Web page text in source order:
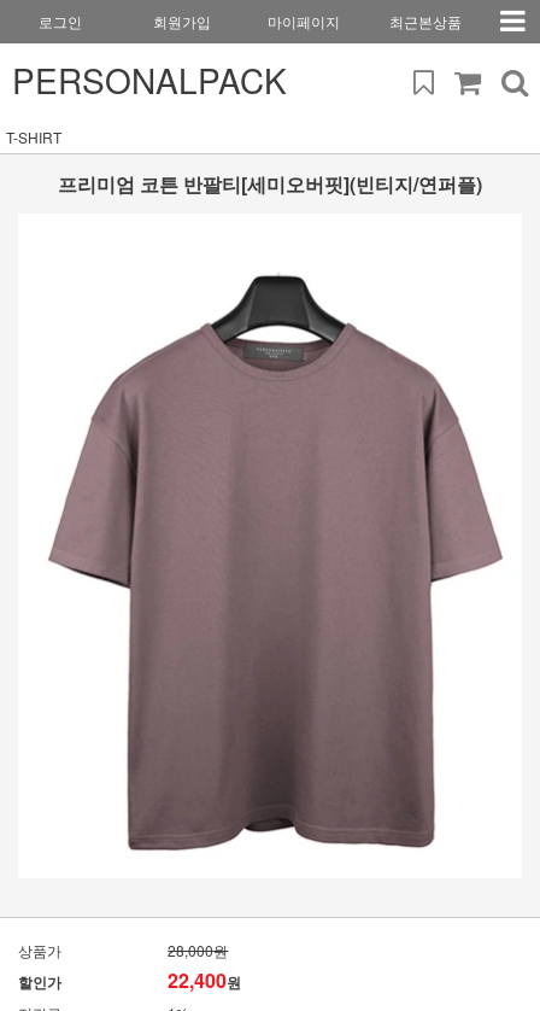
로그인 회원가입 마이페이지 최근본상품
PERSONALPACK
T-SHIRT
프리미엄 코튼 반팔티[세미오버핏](빈티지/연퍼플)
상품가 28,000원
할인가 22,400원